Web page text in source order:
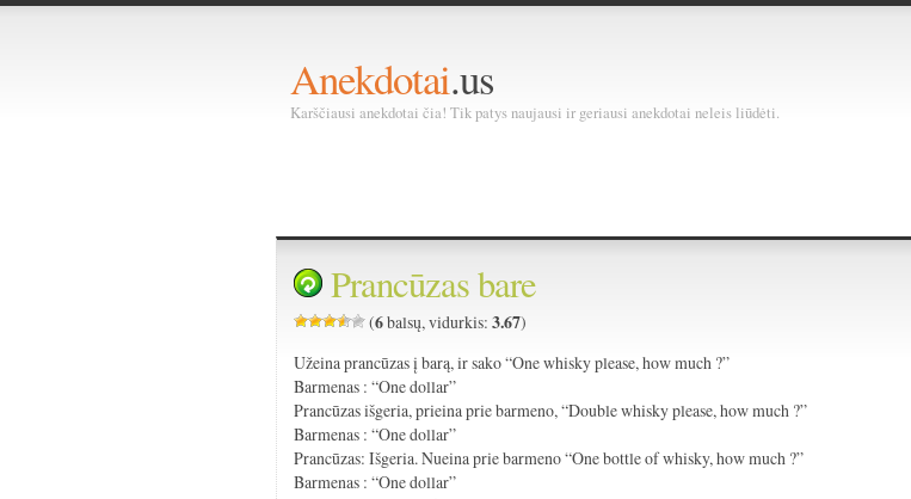
Anekdotai.us
Karščiausi anekdotai čia! Tik patys naujausi ir geriausi anekdotai neleis liūdėti.
Prancūzas bare
(6balsų, vidurkis:3.67)
Užeina prancūzas į barą, ir sako “One whisky please, how much ?”
Barmenas : “One dollar”
Prancūzas išgeria, prieina prie barmeno, “Double whisky please, how much ?”
Barmenas : “One dollar”
Prancūzas: Išgeria. Nueina prie barmeno “One bottle of whisky, how much ?”
Barmenas : “One dollar”